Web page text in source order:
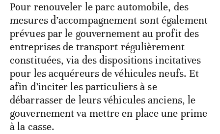
Pour renouveler le parc automobile, des
mesures d’accompagnement sont également
prévues par le gouvernement au profit des
entreprises de transport régulièrement
constituées, via des dispositions incitatives
pour les acquéreurs de véhicules neufs. Et
afin d’inciter les particuliers à se
débarrasser de leurs véhicules anciens, le
gouvernement va mettre en place une prime
à la casse.